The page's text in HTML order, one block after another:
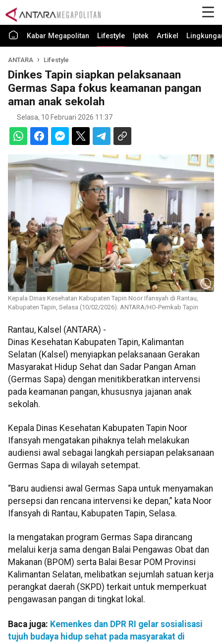
Kabar Megapolitan Lifestyle Iptek Artikel
ANTARA Lifestyle
Dinkes Tapin siapkan pelaksanaan
Germas Sapa fokus keamanan pangan
aman anak sekolah
Selasa, 10 Februari 2026 11:37
Kepala Dinas Kesehatan Kabupaten Tapin Noor Ifansyah di Rantau,
Kabupaten Tapin, Selasa (10/02/2026). ANTARA/HO-Pemkab Tapin
Rantau, Kalsel (ANTARA) -
Dinas Kesehatan Kabupaten Tapin, Kalimantan
Selatan (Kalsel) menyiapkan pelaksanaan Gerakan
Masyarakat Hidup Sehat dan Sadar Pangan Aman
(Germas Sapa) dengan menitikberatkan intervensi
pada keamanan pangan, khususnya jajanan anak
sekolah.
Kepala Dinas Kesehatan Kabupaten Tapin Noor
Ifansyah mengatakan pihaknya telah melakukan
audiensi awal sebagai langkah persiapan pelaksanaan
Germas Sapa di wilayah setempat.
“Baru audiensi awal Germas Sapa untuk menyamakan
persepsi dan rencana intervensi ke depan,” kata Noor
Ifansyah di Rantau, Kabupaten Tapin, Selasa.
Ia mengatakan program Germas Sapa dirancang
melalui kerja sama dengan Balai Pengawas Obat dan
Makanan (BPOM) serta Balai Besar POM Provinsi
Kalimantan Selatan, melibatkan sejumlah satuan kerja
perangkat daerah (SKPD) terkait untuk memperkuat
pengawasan pangan di tingkat lokal.
Baca juga: Kemenkes dan DPR RI gelar sosialisasi
tujuh budaya hidup sehat pada masyarakat di